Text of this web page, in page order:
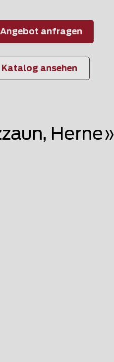
Angebot anfragen
Katalog ansehen
Herne»